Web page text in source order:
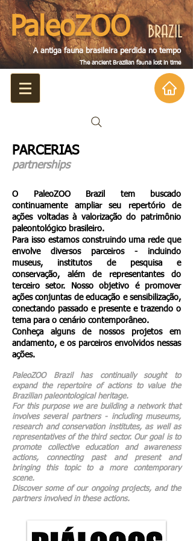
PaleoZOO BRAZIL
A antiga fauna brasileira perdida no tempo
The ancient Brazilian fauna lost in time
PARCERIAS
partnerships
O PaleoZOO Brazil tem buscado
continuamente ampliar seu repertório de
ações voltadas à valorização do patrimônio
paleontológico brasileiro.
Para isso estamos construindo uma rede que
envolve diversos parceiros - incluindo
museus, institutos de pesquisa e
conservação, além de representantes do
terceiro setor. Nossoobjetivo é promover
ações conjuntas de educação e sensibilização,
conectando passado e presente e trazendo o
tema para o cenário contemporâneo.
Conheça alguns de nossos projetos em
andamento, e os parceiros envolvidos nessas
ações.
PaleoZOO Brazil has continually sought to
expand the repertoire of actions to value the
Brazilian paleontological heritage.
For this purpose we are building a network that
involves several partners - including museums,
research and conservation institutes, as well as
representatives of the third sector. Our goal is to
promote collective education and awareness
actions, connecting past and present and
bringing this topic to a more contemporary
scene.
Discover some of our ongoing projects, and the
partners involved in these actions.